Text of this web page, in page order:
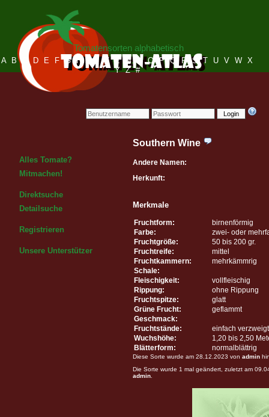
Login
Tomatensorten alphabetisch
A B C D E F G H I J K L M N O P Q R S T U V W X
Y Z #
Alles Tomate?
Mitmachen!
Direktsuche
Detailsuche
Registrieren
Unsere Unterstützer
Southern Wine
Andere Namen:
Herkunft:
Merkmale
Fruchtform:
birnenförmig
Farbe:
zwei- oder
Fruchtgröße:
50 bis 200 gr.
Fruchtreife:
mittel
Fruchtkammern:
mehrkämmrig
Schale:
Fleischigkeit:
vollfleischig
Rippung:
ohne Rippung
Fruchtspitze:
glatt
Grüne Frucht:
geflammt
Geschmack:
Fruchtstände:
einfach verzweigt
Wuchshöhe:
1,20 bis 2,50
Blätterform:
normalblättrig
Diese Sorte wurde am 28.12.2023 von admin
Die Sorte wurde 1 mal geändert, zuletzt am
admin